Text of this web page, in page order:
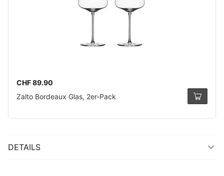
CHF 89.90
Zalto Bordeaux Glas, 2er-Pack
DETAILS